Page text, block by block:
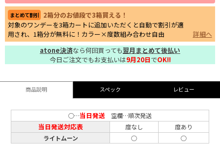
まとめて割引
2箱分のお値段で3箱買える！
対象のワンデーを3箱カートに追加いただくと自動で割引が適
用され、1箱分が無料に！カラー×度数組み合わせ自由
詳細へ
atone決済なら何回買っても翌月まとめて後払い
今日ご注文でもお支払いは9月20日でOK!!
商品説明 スペック レビュー
○…当日発送 空欄…順次発送
当日発送対応表 度なし
度あり
ライトムーン
○ ○